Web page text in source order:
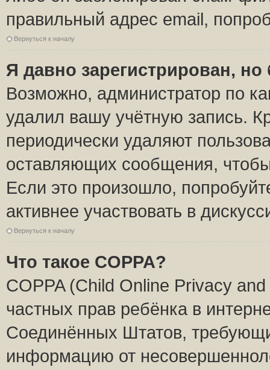
правильный адрес email,
Вернуться к началу
Я давно зарегистрирован,
Возможно, администратор по
удалил вашу учётную запись.
периодически удаляют
оставляющих сообщения,
Если это произошло,
активнее участвовать в
Вернуться к началу
Что такое COPPA?
COPPA (Child Online Privacy
частных прав ребёнка в
Соединённых Штатов,
информацию от